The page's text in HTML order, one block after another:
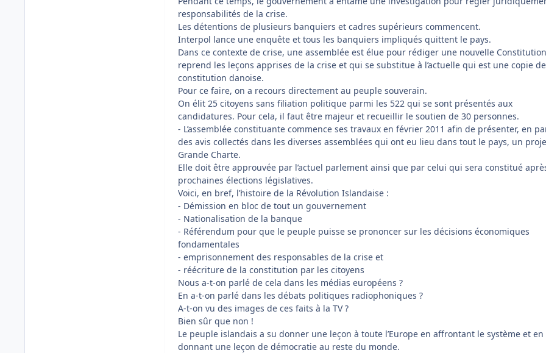
responsabilités de la crise.
Les détentions de plusieurs banquiers et cadres supérieurs commencent.
Interpol lance une enquête et tous les banquiers impliqués quittent le pays.
Dans ce contexte de crise, une assemblée est élue pour rédiger une nouvelle
reprend les leçons apprises de la crise et qui se substitue à l’actuelle qui est une copie
constitution danoise.
Pour ce faire, on a recours directement au peuple souverain.
On élit 25 citoyens sans filiation politique parmi les 522 qui se sont présentés aux
candidatures. Pour cela, il faut être majeur et recueillir le soutien de 30 personnes.
- L’assemblée constituante commence ses travaux en février 2011 afin de présenter, en
des avis collectés dans les diverses assemblées qui ont eu lieu dans tout le pays, un
Grande Charte.
Elle doit être approuvée par l’actuel parlement ainsi que par celui qui sera constitué
prochaines élections législatives.
Voici, en bref, l’histoire de la Révolution Islandaise :
- Démission en bloc de tout un gouvernement
- Nationalisation de la banque
- Référendum pour que le peuple puisse se prononcer sur les décisions économiques
fondamentales
- emprisonnement des responsables de la crise et
- réécriture de la constitution par les citoyens
Nous a-t-on parlé de cela dans les médias européens ?
En a-t-on parlé dans les débats politiques radiophoniques ?
A-t-on vu des images de ces faits à la TV ?
Bien sûr que non !
Le peuple islandais a su donner une leçon à toute l’Europe en affrontant le système et en
donnant une leçon de démocratie au reste du monde.